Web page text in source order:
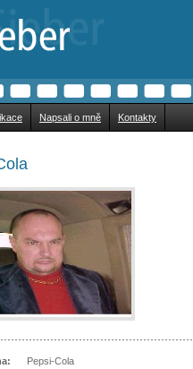
Napsali o mně Kontakty
Pepsi-Cola